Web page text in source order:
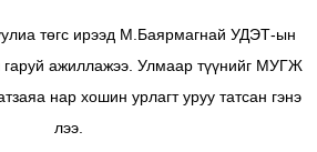
төгс ирээд М.Баярмагнай УДЭТ-ын
ажиллажээ. Улмаар түүнийг МУГЖ
нар хошин урлагт уруу татсан гэнэ
лээ.